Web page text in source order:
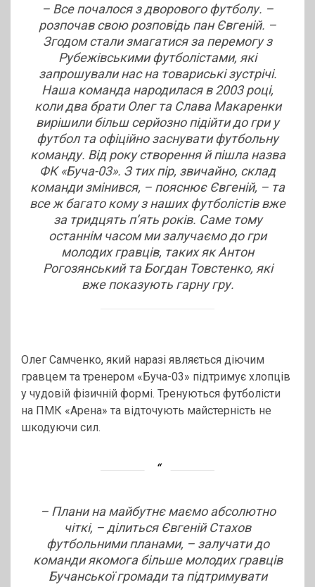
– Все почалося з дворового футболу. –
розпочав свою розповідь пан Євгеній. –
Згодом стали змагатися за перемогу з
Рубежівськими футболістами, які
запрошували нас на товариські зустрічі.
Наша команда народилася в 2003 році,
коли два брати Олег та Слава Макаренки
вирішили більш серйозно підійти до гри у
футбол та офіційно заснувати футбольну
команду. Від року створення й пішла назва
ФК «Буча-03». З тих пір, звичайно, склад
команди змінився, – пояснює Євгеній, – та
все ж багато кому з наших футболістів вже
за тридцять п’ять років. Саме тому
останнім часом ми залучаємо до гри
молодих гравців, таких як Антон
Рогозянський та Богдан Товстенко, які
вже показують гарну гру.
Олег Самченко, який наразі являється діючим
гравцем та тренером «Буча-03» підтримує хлопців
у чудовій фізичній формі. Тренуються футболісти
на ПМК «Арена» та відточують майстерність не
шкодуючи сил.
– Плани на майбутнє маємо абсолютно
чіткі, – ділиться Євгеній Стахов
футбольними планами, – залучати до
команди якомога більше молодих гравців
Бучанської громади та підтримувати